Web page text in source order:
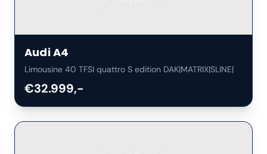
AudiA4
Limousine 40 TFSI quattro S edition DAK|MATRIX|SLINE|
€32.999,-